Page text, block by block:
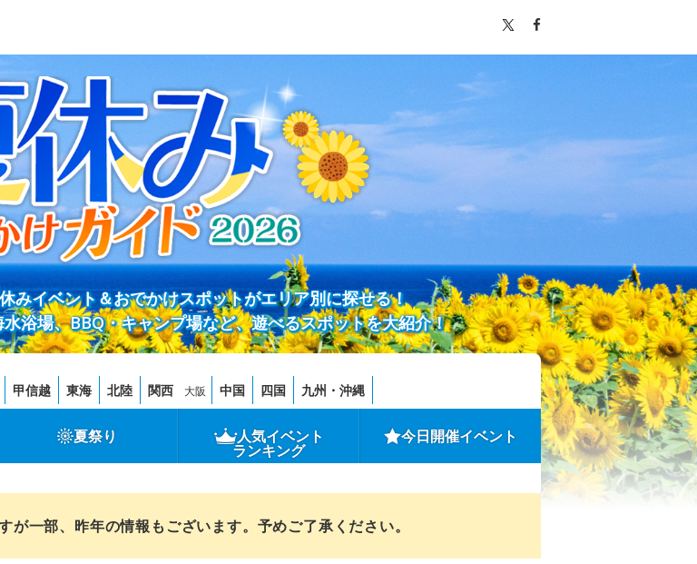
みイベント＆おでかけスポットがエリア別に探せる！
浴場、BBQ・キャンプ場など、遊べるスポットを大紹介！
甲信越 東海 北陸 関西 大阪 中国 四国 九州・沖縄
夏祭り 人気イベント
ランキング
今日開催イベント
一部、昨年の情報もございます。予めご了承ください。